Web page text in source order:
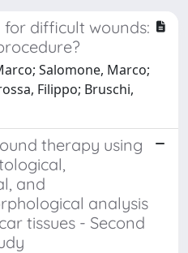
difficult wounds:
Salomone, Marco;
Filippo; Bruschi,
therapy using
and
analysis
tissues - Second